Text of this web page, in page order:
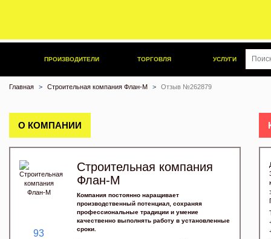
ПРОИЗВОДИТЕЛИ ТОРГОВЛЯ УСЛУГИ
Главная Строительная компания Флан-М Отзыв №262879
О КОМПАНИИ
93
Строительная компания
Флан-М
Компания постоянно наращивает
производственный потенциал, сохраняя
профессиональные традиции и умение
качественно выполнять работу в установленные
сроки.